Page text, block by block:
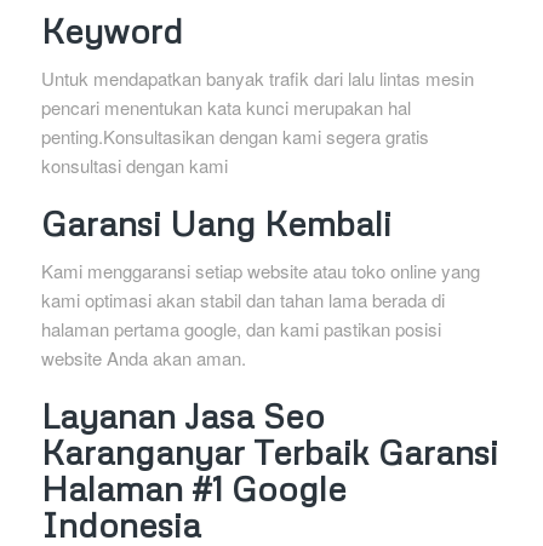
Keyword
Untuk mendapatkan banyak trafik dari lalu lintas mesin
pencari menentukan kata kunci merupakan hal
penting.Konsultasikan dengan kami segera gratis
konsultasi dengan kami
Garansi Uang Kembali
Kami menggaransi setiap website atau toko online yang
kami optimasi akan stabil dan tahan lama berada di
halaman pertama google, dan kami pastikan posisi
website Anda akan aman.
Layanan Jasa Seo
Karanganyar Terbaik Garansi
Halaman #1 Google
Indonesia